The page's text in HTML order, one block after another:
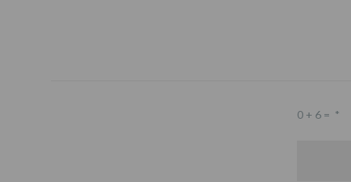
0 + 6 = *